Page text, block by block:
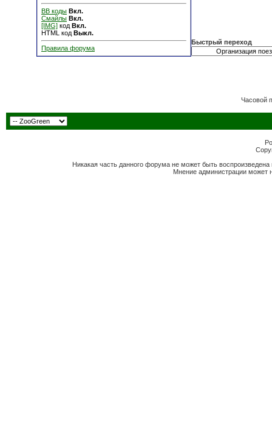
BB коды Вкл.
Смайлы Вкл.
[IMG] код Вкл.
HTML код Выкл.
Правила форума
Быстрый переход
Часовой
Никакая часть данного форума не может быть
Мнение администрации может